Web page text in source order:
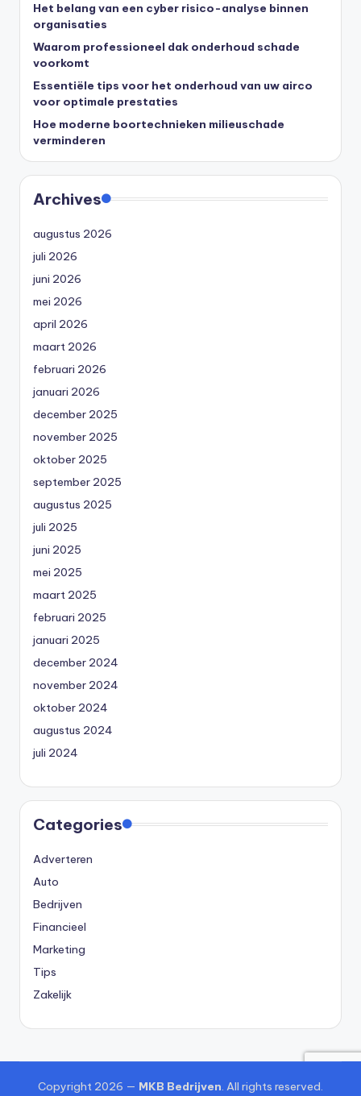
Het belang van een cyber risico-analyse binnen
organisaties
Waarom professioneel dak onderhoud schade
voorkomt
Essentiële tips voor het onderhoud van uw airco
voor optimale prestaties
Hoe moderne boortechnieken milieuschade
verminderen
Archives
augustus 2026
juli 2026
juni 2026
mei 2026
april 2026
maart 2026
februari 2026
januari 2026
december 2025
november 2025
oktober 2025
september 2025
augustus 2025
juli 2025
juni 2025
mei 2025
maart 2025
februari 2025
januari 2025
december 2024
november 2024
oktober 2024
augustus 2024
juli 2024
Categories
Adverteren
Auto
Bedrijven
Financieel
Marketing
Tips
Zakelijk
Copyright 2026 — MKB Bedrijven. All rights reserved.